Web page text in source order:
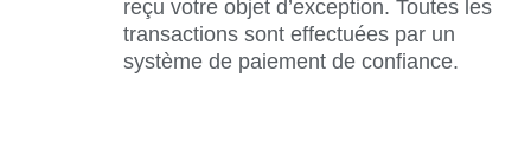
reçu votre objet d’exception. Toutes les
transactions sont effectuées par un
système de paiement de confiance.